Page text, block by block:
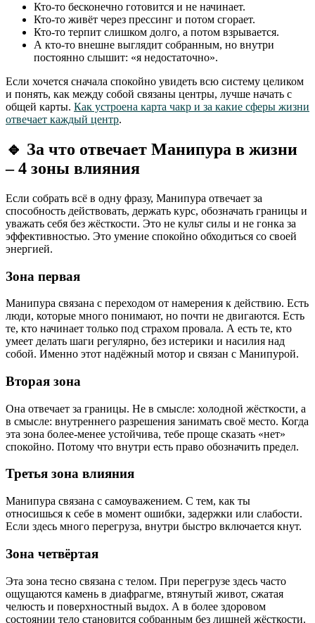
Кто-то бесконечно готовится и не начинает.
Кто-то живёт через прессинг и потом сгорает.
Кто-то терпит слишком долго, а потом взрывается.
А кто-то внешне выглядит собранным, но внутри
постоянно слышит: «я недостаточно».
Если хочется сначала спокойно увидеть всю систему целиком
и понять, как между собой связаны центры, лучше начать с
общей карты. Как устроена карта чакр и за какие сферы жизни
отвечает каждый центр.
🔹 За что отвечает Манипура в жизни
– 4 зоны влияния
Если собрать всё в одну фразу, Манипура отвечает за
способность действовать, держать курс, обозначать границы и
уважать себя без жёсткости. Это не культ силы и не гонка за
эффективностью. Это умение спокойно обходиться со своей
энергией.
Зона первая
Манипура связана с переходом от намерения к действию. Есть
люди, которые много понимают, но почти не двигаются. Есть
те, кто начинает только под страхом провала. А есть те, кто
умеет делать шаги регулярно, без истерики и насилия над
собой. Именно этот надёжный мотор и связан с Манипурой.
Вторая зона
Она отвечает за границы. Не в смысле: холодной жёсткости, а
в смысле: внутреннего разрешения занимать своё место. Когда
эта зона более-менее устойчива, тебе проще сказать «нет»
спокойно. Потому что внутри есть право обозначить предел.
Третья зона влияния
Манипура связана с самоуважением. С тем, как ты
относишься к себе в момент ошибки, задержки или слабости.
Если здесь много перегруза, внутри быстро включается кнут.
Зона четвёртая
Эта зона тесно связана с телом. При перегрузе здесь часто
ощущаются камень в диафрагме, втянутый живот, сжатая
челюсть и поверхностный выдох. А в более здоровом
состоянии тело становится собранным без лишней жёсткости.